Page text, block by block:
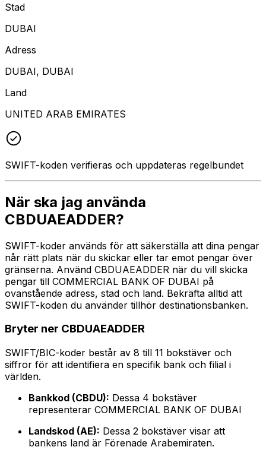
Stad
DUBAI
Adress
DUBAI, DUBAI
Land
UNITED ARAB EMIRATES
SWIFT-koden verifieras och uppdateras regelbundet
När ska jag använda
CBDUAEADDER?
SWIFT-koder används för att säkerställa att dina pengar
når rätt plats när du skickar eller tar emot pengar över
gränserna. Använd CBDUAEADDER när du vill skicka
pengar till COMMERCIAL BANK OF DUBAI på
ovanstående adress, stad och land. Bekräfta alltid att
SWIFT-koden du använder tillhör destinationsbanken.
Bryter ner CBDUAEADDER
SWIFT/BIC-koder består av 8 till 11 bokstäver och
siffror för att identifiera en specifik bank och filial i
världen.
Bankkod (CBDU): Dessa 4 bokstäver
representerar COMMERCIAL BANK OF DUBAI
Landskod (AE): Dessa 2 bokstäver visar att
bankens land är Förenade Arabemiraten.